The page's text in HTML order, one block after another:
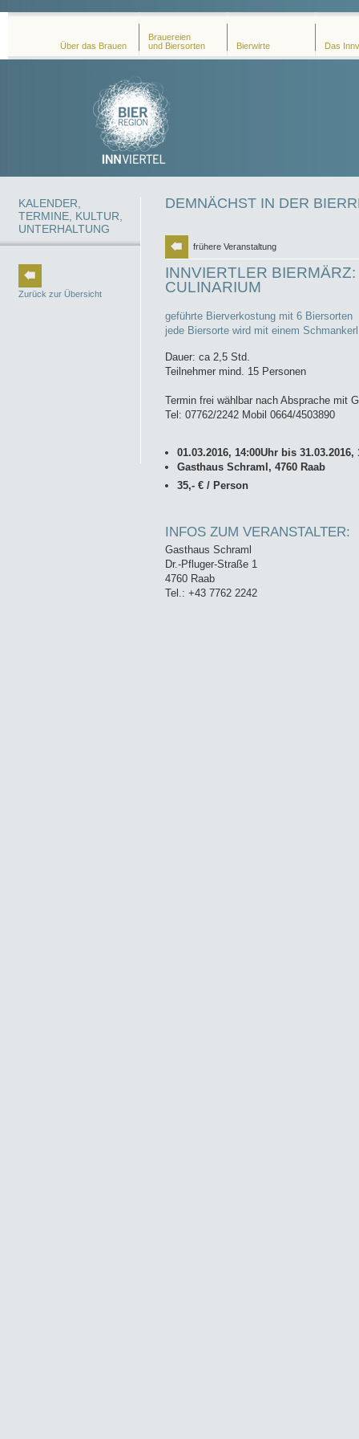
Über das Brauen
Brauereien
und Biersorten
Bierwirte Das
KALENDER,
TERMINE, KULTUR,
UNTERHALTUNG
Zurück zur Übersicht
DEMNÄCHST IN DER
frühere Veranstaltung
INNVIERTLER
CULINARIUM
geführte Bierverkostung mit 6 Biersorten
jede Biersorte wird mit einem
Dauer: ca 2,5 Std.
Teilnehmer mind. 15 Personen
Termin frei wählbar nach Absprache mit
Tel: 07762/2242 Mobil 0664/4503890
01.03.2016, 14:00Uhr bis 31.03.2016,
Gasthaus Schraml, 4760 Raab
35,- € / Person
INFOS ZUM VERANSTALTER:
Gasthaus Schraml
Dr.-Pfluger-Straße 1
4760 Raab
Tel.: +43 7762 2242